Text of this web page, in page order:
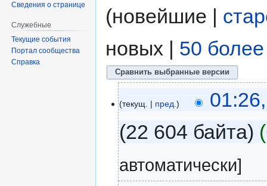
(новейшие |
новых | 50
текущ. пред.
22 604 байта
автоматически]
Сведения о странице
Служебные
Текущие события
Портал сообщества
Справка